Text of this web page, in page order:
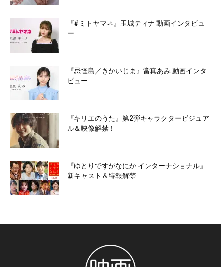
『#ミトヤマネ』玉城ティナ 動画インタビュ
ー
『忌怪島／きかいじま』當真あみ 動画インタ
ビュー
『キリエのうた』第2弾キャラクタービジュア
ル＆映像解禁！
『ゆとりですがなにか インターナショナル』
新キャスト＆特報解禁